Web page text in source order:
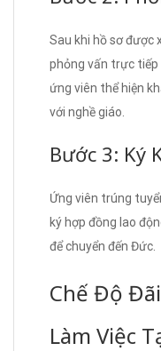
Sau khi hồ sơ được
phỏng vấn trực tiếp
ứng viên thể hiện
với nghề giáo.
Bước 3: Ký
Ứng viên trúng
ký hợp đồng lao
để chuyển đến Đức.
Chế Độ
Làm Việc